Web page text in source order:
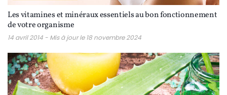
Les vitamines et minéraux essentiels au bon fonctionnement
de votre organisme
14 avril 2014 - Mis à jour le 18 novembre 2024